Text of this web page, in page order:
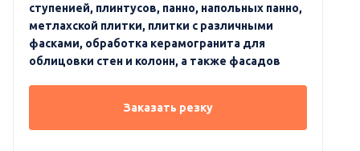
ступенией, плинтусов, панно, напольных панно,
метлахской плитки, плитки с различными
фасками, обработка керамогранита для
облицовки стен и колонн, а также фасадов
Заказать резку